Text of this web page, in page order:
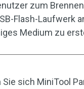
zum Brennen
Flash-Laufwerk
Medium zu
sich MiniTool